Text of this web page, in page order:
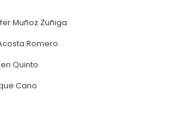
y Ordenamiento Territorial -
- PAC
Muñoz Zuñiga
Romero
Quinto
Cano